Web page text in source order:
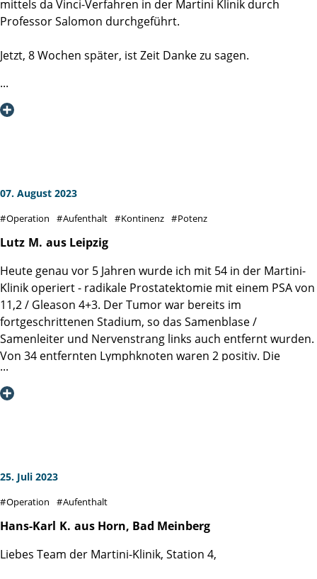
Aber auch die zuständigen Damen und Herren für die
Verpflegung möchte ich erwähnen. Stets mit einem Lächeln
mittels da Vinci-Verfahren in der Martini Klinik durch
Professor Salomon durchgeführt.
Jetzt, 8 Wochen später, ist Zeit Danke zu sagen.
Herzlichen Dank Professor Salomon und sein OP-Team für
diesen chirurgischen Eingriff, der ohne Komplikationen
freundlich.
meines Aufenthaltes.
Auch die ambulante Nachsorge war ebenfalls sehr gut.
Danke für alles.
H M
07. August 2023
Operation Aufenthalt Kontinenz Potenz
Lutz M. aus Leipzig
Heute genau vor 5 Jahren wurde ich mit 54 in der Martini-
Klinik operiert - radikale Prostatektomie mit einem PSA von
11,2 / Gleason 4+3. Der Tumor war bereits im
fortgeschrittenen Stadium, so das Samenblase /
Samenleiter und Nervenstrang links auch entfernt wurden.
Von 34 entfernten Lymphknoten waren 2 positiv. Die
Diagnose war ernst.
Ansonsten habe ich keinerlei Einschränkungen im täglichen
Die Martini-Klinik ist eine exzellente Klinik mit einem
Aufnahme und der super Betreuung auf Stadion 5 bis zur
25. Juli 2023
Operation Aufenthalt
Hans-Karl K. aus Horn, Bad Meinberg
Liebes Team der Martini-Klinik, Station 4,